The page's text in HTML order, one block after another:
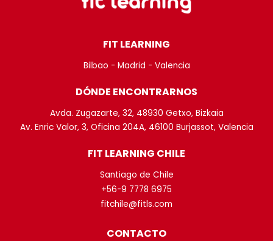
FIT LEARNING
Bilbao - Madrid - Valencia
DÓNDE ENCONTRARNOS
Avda. Zugazarte, 32, 48930 Getxo, Bizkaia
Av. Enric Valor, 3, Oficina 204A, 46100 Burjassot, Valencia
FIT LEARNING CHILE
Santiago de Chile
+56-9 7778 6975
fitchile@fitls.com
CONTACTO